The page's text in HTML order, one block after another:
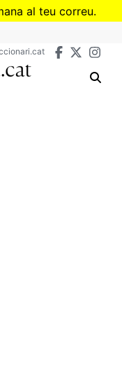
al teu correu.
Divulcat